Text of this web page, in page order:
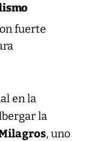
fuerte
en la
la
, uno